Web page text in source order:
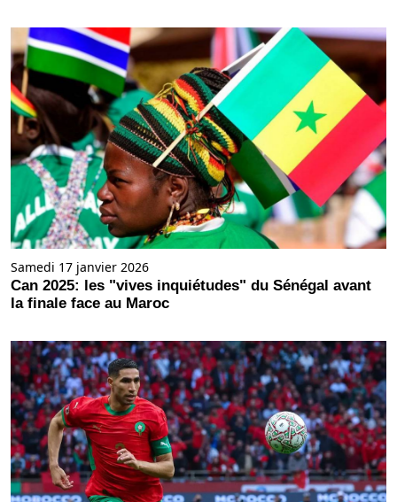
Samedi 17 janvier 2026
Can 2025: les "vives inquiétudes" du Sénégal avant
la finale face au Maroc